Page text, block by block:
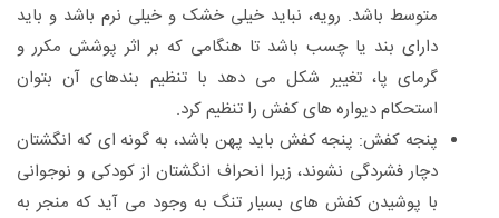
متوسط باشد. رویه، نباید خیلی خشک و خیلی نرم باشد و باید
دارای بند یا چسب باشد تا هنگامی که بر اثر پوشش مکرر و
گرمای پا، تغییر شکل می دهد با تنظیم بندهای آن بتوان
استحکام دیواره های کفش را تنظیم کرد.
پنجه کفش: پنجه کفش باید پهن باشد، به گونه ای که انگشتان
دچار فشردگی نشوند، زیرا انحراف انگشتان از کودکی و نوجوانی
با پوشیدن کفش های بسیار تنگ به وجود می آید که منجر به